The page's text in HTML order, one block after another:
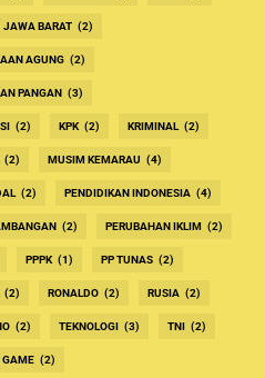
JAWA BARAT (2)
AGUNG (2)
PANGAN (3)
(2) KPK (2) KRIMINAL (2)
(2) MUSIM KEMARAU (4)
(2) PENDIDIKAN INDONESIA (4)
(2) PERUBAHAN IKLIM (2)
PPPK (1) PP TUNAS (2)
(2) RONALDO (2) RUSIA (2)
(2) TEKNOLOGI (3) TNI (2)
GAME (2)